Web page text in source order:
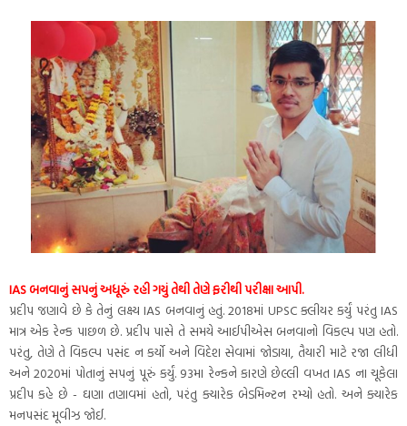
IAS બનવાનું સપનું અધૂરું રહી ગયું તેથી તેણે ફરીથી પરીક્ષા આપી.
પ્રદીપ જણાવે છે કે તેનું લક્ષ્ય IAS બનવાનું હતું. 2018માં UPSC ક્લીયર કર્યું પરંતુ IAS
માત્ર એક રેન્ક પાછળ છે. પ્રદીપ પાસે તે સમયે આઈપીએસ બનવાનો વિકલ્પ પણ હતો.
પરંતુ, તેણે તે વિકલ્પ પસંદ ન કર્યો અને વિદેશ સેવામાં જોડાયા, તૈયારી માટે રજા લીધી
અને 2020માં પોતાનું સપનું પૂરું કર્યું. 93મા રેન્કને કારણે છેલ્લી વખત IAS ના ચૂકેલા
પ્રદીપ કહે છે - ઘણા તણાવમાં હતો, પરંતુ ક્યારેક બેડમિન્ટન રમ્યો હતો. અને ક્યારેક
મનપસંદ મૂવીઝ જોઈ.